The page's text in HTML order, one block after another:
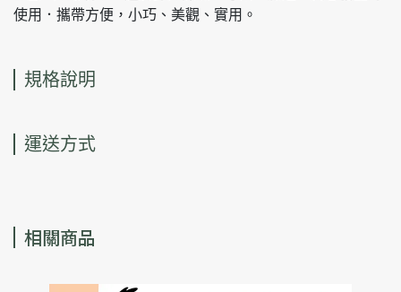
使用．攜帶方便，小巧、美觀、實用。
規格說明
運送方式
相關商品